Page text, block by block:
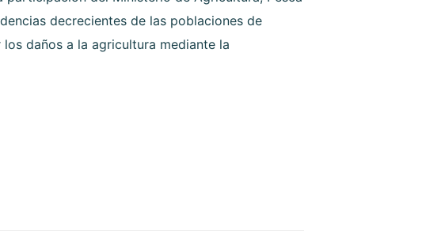
decrecientes de las poblaciones de
daños a la agricultura mediante la